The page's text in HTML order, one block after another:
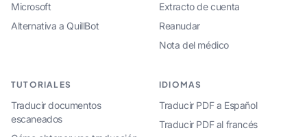
Microsoft
Alternativa a QuillBot
Extracto de cuenta
Reanudar
Nota del médico
TUTORIALES
Traducir documentos
escaneados
IDIOMAS
Traducir PDF a Español
Traducir PDF al francés